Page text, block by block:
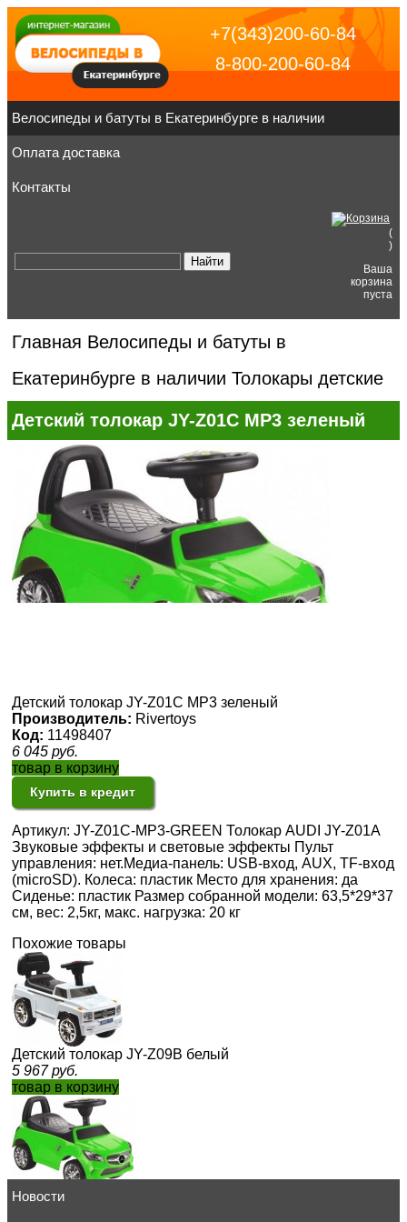
+7(343)200-60-84
8-800-200-60-84
Велосипеды и батуты в Екатеринбурге в наличии
Оплата доставка
Контакты
(
)
Ваша
корзина
пуста
Главная Велосипеды и батуты в
Екатеринбурге в наличии Толокары детские
Детский толокар JY-Z01C MP3 зеленый
Детский толокар JY-Z01C MP3 зеленый
Производитель: Rivertoys
Код: 11498407
6 045 руб.
товар в корзину
Купить в кредит
Артикул: JY-Z01C-MP3-GREEN Толокар AUDI JY-Z01A
Звуковые эффекты и световые эффекты Пульт
управления: нет.Медиа-панель: USB-вход, AUX, TF-вход
(microSD). Колеса: пластик Место для хранения: да
Сиденье: пластик Размер собранной модели: 63,5*29*37
см, вес: 2,5кг, макс. нагрузка: 20 кг
Похожие товары
Детский толокар JY-Z09В белый
5 967 руб.
товар в корзину
Детский толокар JY-Z01C зеленый
Новости